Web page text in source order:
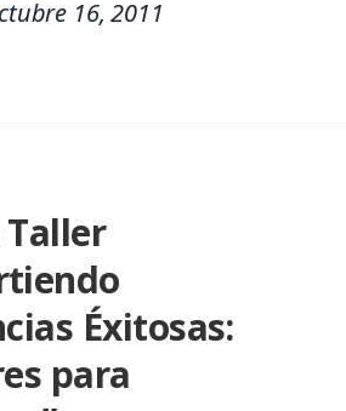
16, 2011
Éxitosas:
para